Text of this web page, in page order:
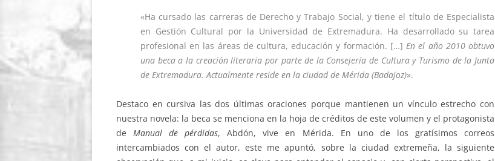
«Ha cursado las carreras de Derecho y Trabajo Social, y tiene el título de Especialista
en Gestión Cultural por la Universidad de Extremadura. Ha desarrollado su tarea
profesional en las áreas de cultura, educación y formación. […]En el año 2010 obtuvo
una beca a la creación literaria por parte de la Consejería de Cultura y Turismo de la Junta
de Extremadura. Actualmente reside en la ciudad de Mérida (Badajoz)».
Destaco en cursiva las dos últimas oraciones porque mantienen un vínculo estrecho con
nuestra novela: la beca se menciona en la hoja de créditos de este volumen y el protagonista
deManual de pérdidas, Abdón, vive en Mérida. En uno de los gratísimos correos
intercambiados con el autor, este me apuntó, sobre la ciudad extremeña, la siguiente